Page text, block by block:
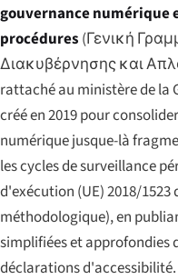
gouvernance numérique
procédures (Γενική
Διακυβέρνησης και
rattaché au ministère de
créé en 2019 pour
numérique jusque-là
les cycles de surveillance
d'exécution (UE) 2018/
méthodologique), en
simplifiées et approfondies
déclarations